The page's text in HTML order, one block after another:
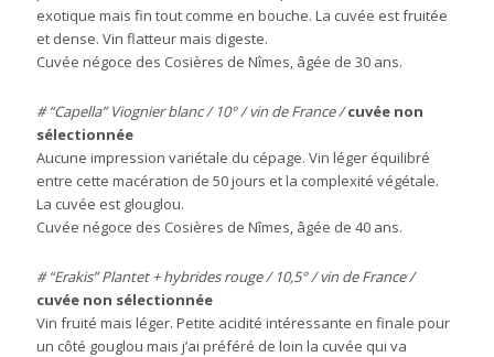
exotique mais fin tout comme en bouche. La cuvée est fruitée
et dense. Vin flatteur mais digeste.
Cuvée négoce des Cosières de Nîmes, âgée de 30 ans.
# “Capella” Viognier blanc / 10° / vin de France /cuvée non
sélectionnée
Aucune impression variétale du cépage. Vin léger équilibré
entre cette macération de 50 jours et la complexité végétale.
La cuvée est glouglou.
Cuvée négoce des Cosières de Nîmes, âgée de 40 ans.
# “Erakis” Plantet + hybrides rouge / 10,5° / vin de France /
cuvée non sélectionnée
Vin fruité mais léger. Petite acidité intéressante en finale pour
un côté gouglou mais j’ai préféré de loin la cuvée qui va